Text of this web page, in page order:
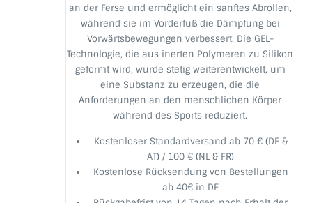
an der Ferse und ermöglicht ein sanftes Abrollen,
während sie im Vorderfuß die Dämpfung bei
Vorwärtsbewegungen verbessert. Die GEL-
Technologie, die aus inerten Polymeren zu Silikon
geformt wird, wurde stetig weiterentwickelt, um
eine Substanz zu erzeugen, die die
Anforderungen an den menschlichen Körper
während des Sports reduziert.
Kostenloser Standardversand ab 70 € (DE &
AT) / 100 € (NL & FR)
Kostenlose Rücksendung von Bestellungen
ab 40€ in DE